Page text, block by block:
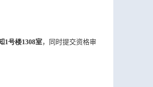
1号楼1308室，同时提交资格审